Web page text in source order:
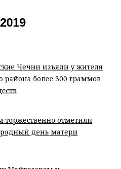
Чечни изъяли у жителя
района более 300 граммов
торжественно отметили
день матери